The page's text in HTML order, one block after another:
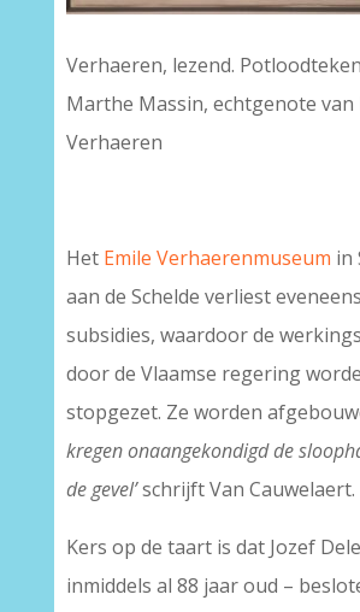
Verhaeren, lezend.
Marthe Massin, echtgenote van
Verhaeren
Het Emile Verhaerenmuseum in
aan de Schelde verliest
subsidies, waardoor de
door de Vlaamse regering
stopgezet. Ze worden
kregen onaangekondigd de
de gevel’schrijft Van Cauwelaert.
Kers op de taart is dat Jozef
inmiddels al 88 jaar oud –